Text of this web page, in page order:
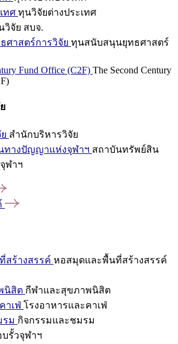
ทศ ทุนวิจัยต่างประเทศ
วิจัย สบจ.
าสตร์การวิจัย ทุนสนับสนุนยุทธศาสตร์
Fund Office (C2F) The Second Century
สำนักบริหารวิจัย
ทางปัญญาแห่งจุฬาฯ สถาบันทรัพย์สิน
ฬาฯ
สร้างสรรค์ หอสมุดและพื้นที่สร้างสรรค์
นิสิต กีฬาและสุขภาพนิสิต
าเฟ่ โรงอาหารและคาเฟ่
รม กิจกรรมและชมรม
บรั้วจุฬาฯ